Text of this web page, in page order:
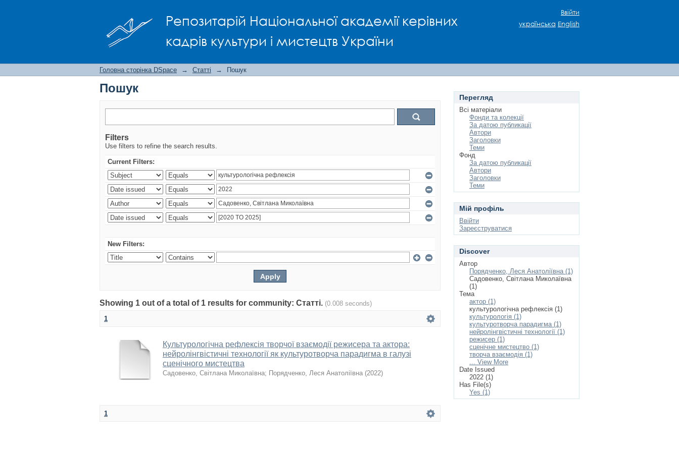
Репозитарій Національної академії керівних
кадрів культури і мистецтв України
Ввійти
українська English
Головна сторінка DSpace → Статті → Пошук
Пошук
Filters
Use filters to refine the search results.
Current Filters:
New Filters:
Showing 1 out of a total of 1 results for community: Статті. (0.008 seconds)
1
Культурологічна рефлексія творчої взаємодії режисера та актора:
нейролінгвістичні технології як культуротворча парадигма в галузі
сценічного мистецтва
Садовенко, Світлана Миколаївна; Порядченко, Леся Анатоліївна (2022)
1
Перегляд
Всі матеріали
Фонди та колекції
За датою публикації
Автори
Заголовки
Теми
Фонд
За датою публикації
Автори
Заголовки
Теми
Мій профіль
Ввійти
Зареєструватися
Discover
Автор
Порядченко, Леся Анатоліївна (1)
Садовенко, Світлана Миколаївна
(1)
Тема
актор (1)
культурологічна рефлексія (1)
культурологія (1)
культуротворча парадигма (1)
нейролінгвістичні технології (1)
режисер (1)
сценічне мистецтво (1)
творча взаємодія (1)
... View More
Date Issued
2022 (1)
Has File(s)
Yes (1)